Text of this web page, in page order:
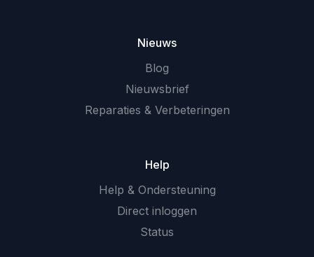
Nieuws
Blog
Nieuwsbrief
Reparaties & Verbeteringen
Help
Help & Ondersteuning
Direct inloggen
Status